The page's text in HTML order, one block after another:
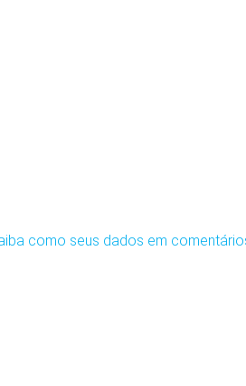
como seus dados em